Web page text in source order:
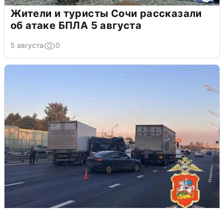
Жители и туристы Сочи рассказали
об атаке БПЛА 5 августа
5 августа 0